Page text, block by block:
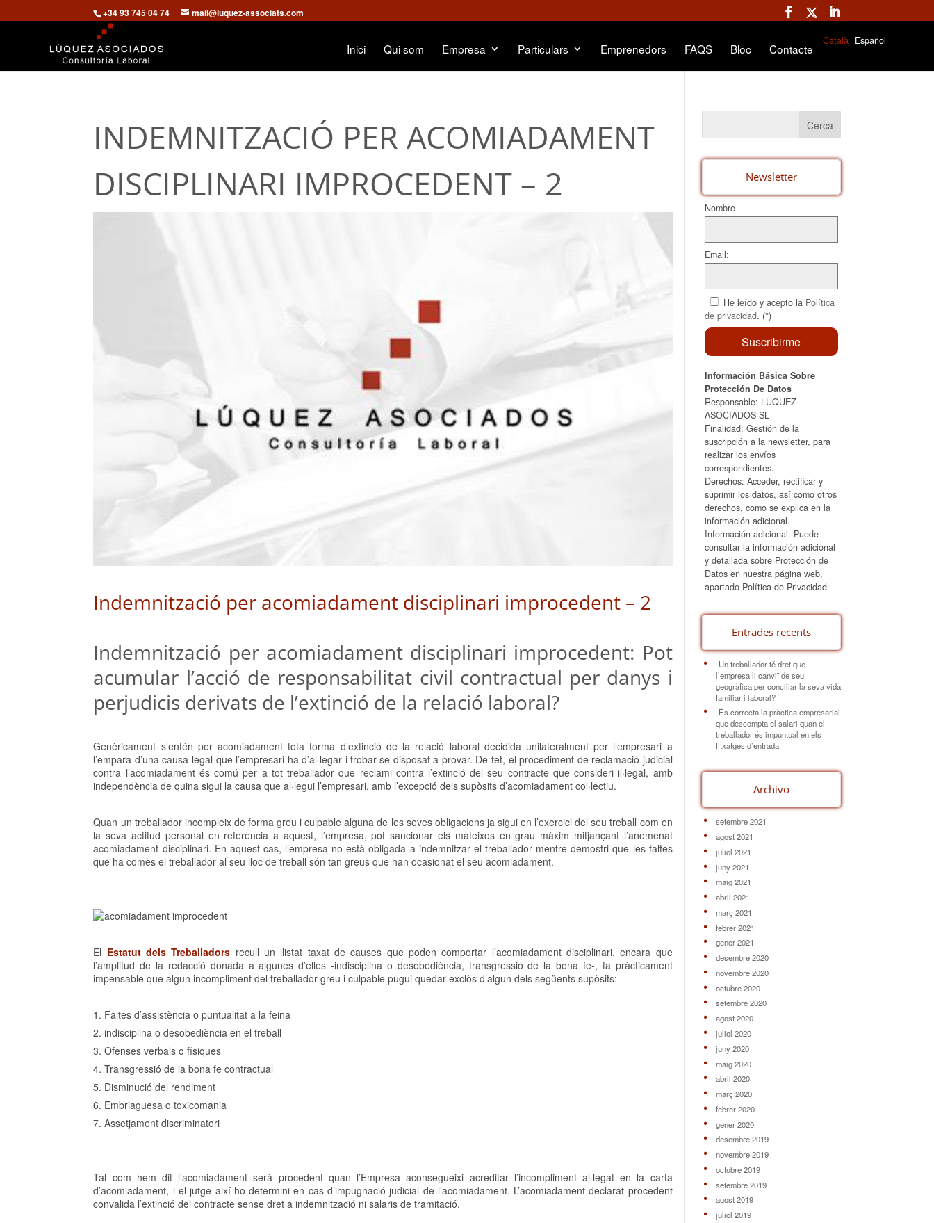
+34 93 745 04 74 mail@luquez-associats.com
Inici Qui som Empresa Particulars Emprenedors FAQS Bloc Contacte
Català Español
INDEMNITZACIÓ PER ACOMIADAMENT
DISCIPLINARI IMPROCEDENT – 2
Indemnització per acomiadament disciplinari improcedent – 2
Indemnització per acomiadament disciplinari improcedent: Pot
acumular l’acció de responsabilitat civil contractual per danys i
perjudicis derivats de l’extinció de la relació laboral?
Genèricament s’entén per acomiadament tota forma d’extinció de la relació laboral decidida unilateralment per l’empresari a
l’empara d’una causa legal que l’empresari ha d’al·legar i trobar-se disposat a provar. De fet, el procediment de reclamació judicial
contra l’acomiadament és comú per a tot treballador que reclami contra l’extinció del seu contracte que consideri il·legal, amb
independència de quina sigui la causa que al·legui l’empresari, amb l’excepció dels supòsits d’acomiadament col·lectiu.
Quan un treballador incompleix de forma greu i culpable alguna de les seves obligacions ja sigui en l’exercici del seu treball com en
la seva actitud personal en referència a aquest, l’empresa, pot sancionar els mateixos en grau màxim mitjançant l’anomenat
acomiadament disciplinari. En aquest cas, l’empresa no està obligada a indemnitzar el treballador mentre demostri que les faltes
que ha comès el treballador al seu lloc de treball són tan greus que han ocasionat el seu acomiadament.
El Estatut dels Treballadors recull un llistat taxat de causes que poden comportar l’acomiadament disciplinari, encara que
l’amplitud de la redacció donada a algunes d’elles -indisciplina o desobediència, transgressió de la bona fe-, fa pràcticament
impensable que algun incompliment del treballador greu i culpable pugui quedar exclòs d’algun dels següents supòsits:
1. Faltes d’assistència o puntualitat a la feina
2. indisciplina o desobediència en el treball
3. Ofenses verbals o físiques
4. Transgressió de la bona fe contractual
5. Disminució del rendiment
6. Embriaguesa o toxicomania
7. Assetjament discriminatori
Tal com hem dit l’acomiadament serà procedent quan l’Empresa aconsegueixi acreditar l’incompliment al·legat en la carta
d’acomiadament, i el jutge així ho determini en cas d’impugnació judicial de l’acomiadament. L’acomiadament declarat procedent
convalida l’extinció del contracte sense dret a indemnització ni salaris de tramitació.
Newsletter
Nombre
Email:
He leído y acepto la Política
de privacidad. (*)
Información Básica Sobre
Protección De Datos
Responsable: LUQUEZ
ASOCIADOS SL
Finalidad: Gestión de la
suscripción a la newsletter, para
realizar los envíos
correspondientes.
Derechos: Acceder, rectificar y
suprimir los datos, así como otros
derechos, como se explica en la
información adicional.
Información adicional: Puede
consultar la información adicional
y detallada sobre Protección de
Datos en nuestra página web,
apartado Política de Privacidad
Entrades recents
Un treballador té dret que
l’empresa li canviï de seu
geogràfica per conciliar la seva vida
familiar i laboral?
És correcta la pràctica empresarial
que descompta el salari quan el
treballador és impuntual en els
fitxatges d’entrada
Archivo
setembre 2021
agost 2021
juliol 2021
juny 2021
maig 2021
abril 2021
març 2021
febrer 2021
gener 2021
desembre 2020
novembre 2020
octubre 2020
setembre 2020
agost 2020
juliol 2020
juny 2020
maig 2020
abril 2020
març 2020
febrer 2020
gener 2020
desembre 2019
novembre 2019
octubre 2019
setembre 2019
agost 2019
juliol 2019